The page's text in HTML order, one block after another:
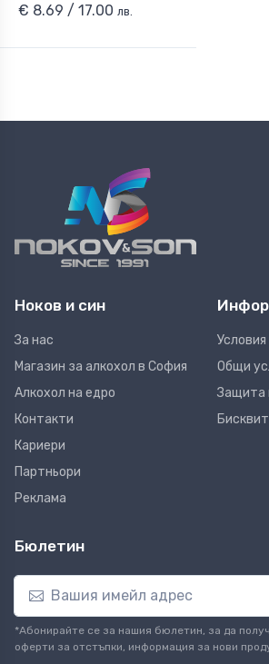
€ 8.69 / 17.00 лв.
Ноков и син
За нас
Магазин за алкохол в София
Алкохол на едро
Контакти
Кариери
Партньори
Реклама
Общи
Защита
Бюлетин
*Абонирайте се за нашия бюлетин, за да
оферти за отстъпки, информация за нови